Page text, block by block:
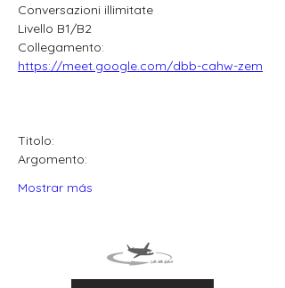
Conversazioni illimitate
Livello B1/B2
Collegamento:
https://meet.google.com/dbb-cahw-zem
Titolo:
Argomento:
Mostrar más